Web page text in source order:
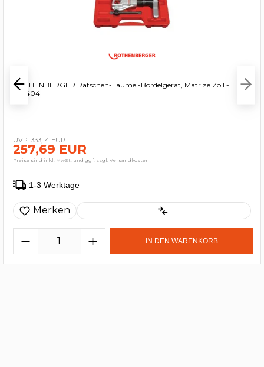
ROTHENBERGER Ratschen-Taumel-Bördelgerät, Matrize Zoll -
222404
333,14 EUR
257,69 EUR
Preise sind inkl. MwSt. und ggf. zzgl. Versandkosten
1-3 Werktage
Merken
IN DEN WARENKORB